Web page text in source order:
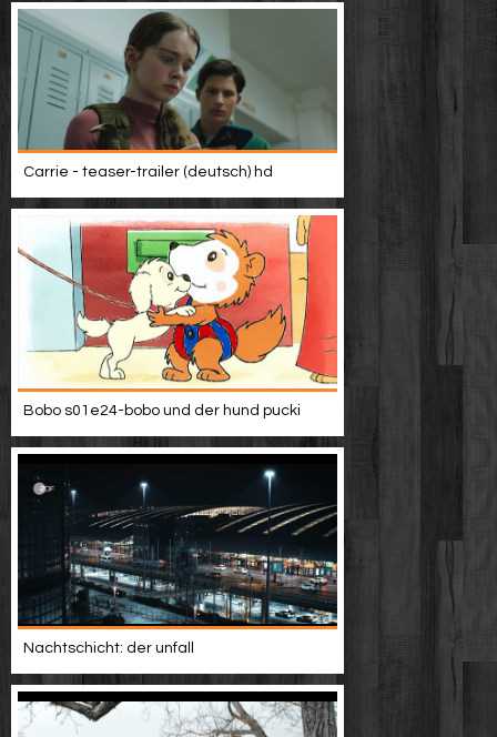
Carrie - teaser-trailer (deutsch) hd
Bobo s01e24-bobo und der hund pucki
Nachtschicht: der unfall